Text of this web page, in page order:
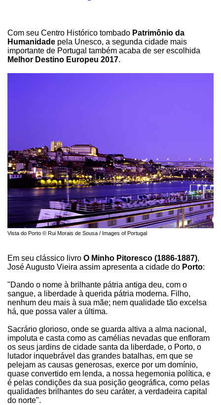
Com seu Centro Histórico tombado Patrimônio da
Humanidade pela Unesco, a segunda cidade mais
importante de Portugal também acaba de ser escolhida
Melhor Destino Europeu 2017.
Vista do Porto © Rui Morais de Sousa / Images of Portugal
Em seu clássico livro O Minho Pitoresco (1886-1887),
José Augusto Vieira assim apresenta a cidade do Porto:
"Dando o nome à brilhante pátria antiga deu, com o
sangue, a liberdade à querida pátria moderna. Filho,
nenhum deu mais à sua mãe; nem qualidade tão excelsa
há, que possa valer a última.
Sacrário glorioso, onde se guarda altiva a alma nacional,
impoluta e casta como as camélias nevadas que enfloram
os seus jardins de cidade santa da liberdade, o Porto, o
lutador inquebrável das grandes batalhas, em que se
pelejam as causas generosas, exerce por um domínio,
quase convertido em lenda, a nossa hegemonia política, e
é pelas condições da sua posição geográfica, como pelas
qualidades brilhantes do seu caráter, a verdadeira capital
do norte".